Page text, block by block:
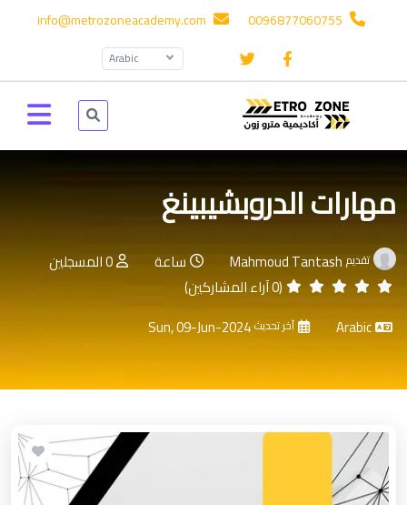
Arabic
مهارات الدروبشيبينغ
تقديم Mahmoud Tantash ساعة
0 المسجلين
(0 آراء المشاركين)
Arabic
آخر تحديثSun, 09-Jun-2024